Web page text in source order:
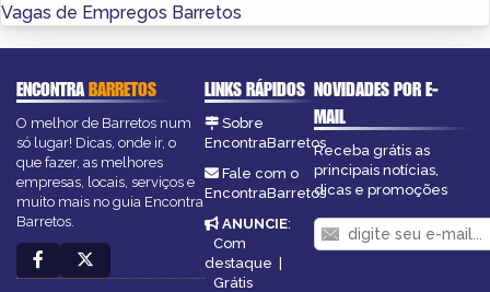
Vagas de Empregos Barretos
ENCONTRABARRETOS
O melhor de Barretos num
só lugar! Dicas, onde ir, o
que fazer, as melhores
empresas, locais, serviços e
muito mais no guia Encontra
Barretos.
LINKS RÁPIDOS
Sobre
EncontraBarretos
Fale com o
EncontraBarretos
ANUNCIE:
Com
destaque
Grátis
NOVIDADES POR E-
MAIL
Receba grátis as
principais notícias,
dicas e promoções